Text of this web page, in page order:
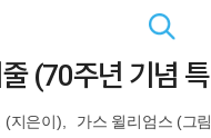
(70주년 기념
(지은이), 가스 윌리엄스 (그